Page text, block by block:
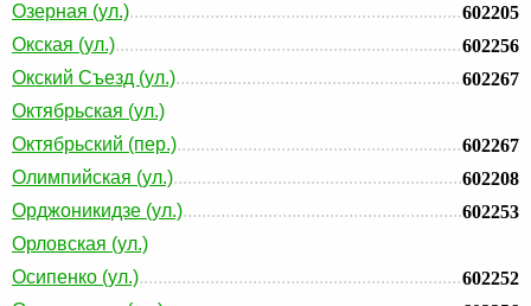
Озерная (ул.)
602205
Окская (ул.)
602256
Окский Съезд (ул.)
602267
Октябрьская (ул.)
Октябрьский (пер.)
602267
Олимпийская (ул.)
602208
Орджоникидзе (ул.)
602253
Орловская (ул.)
Осипенко (ул.)
602252